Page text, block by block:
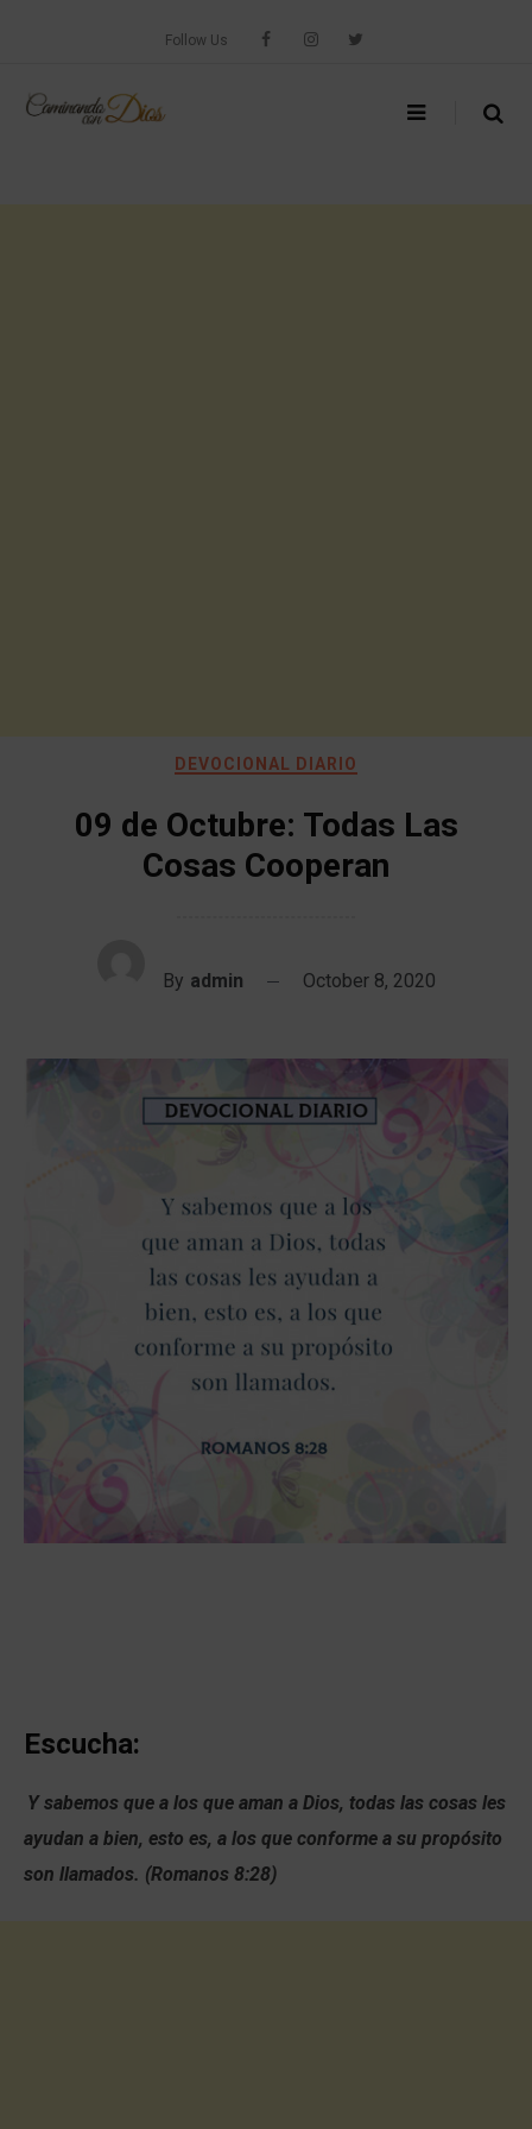
Follow Us
DEVOCIONAL DIARIO
09 de Octubre: Todas Las
Cosas Cooperan
By admin October 8, 2020
Escucha:
Y sabemos que a los que aman a Dios, todas las cosas les
ayudan a bien, esto es, a los que conforme a su propósito
son llamados. (Romanos 8:28)